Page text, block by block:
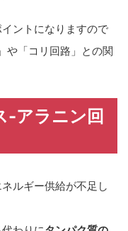
ントになりますので
や「コリ回路」との関
-アラニン回
ルギー供給が不足し